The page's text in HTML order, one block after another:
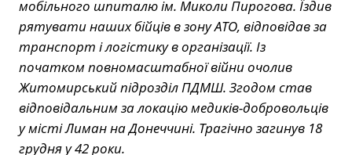
мобільного шпиталю ім. Миколи Пирогова. Їздив
рятувати наших бійців в зону АТО, відповідав за
транспорт і логістику в організації. Із
початком повномасштабної війни очолив
Житомирський підрозділ ПДМШ. Згодом став
відповідальним за локацію медиків-добровольців
у місті Лиман на Донеччині. Трагічно загинув 18
грудня у 42 роки.